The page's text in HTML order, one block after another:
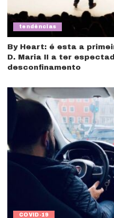
tendências
By Heart: é esta a
D. Maria II a ter
desconfinamento
COVID-19